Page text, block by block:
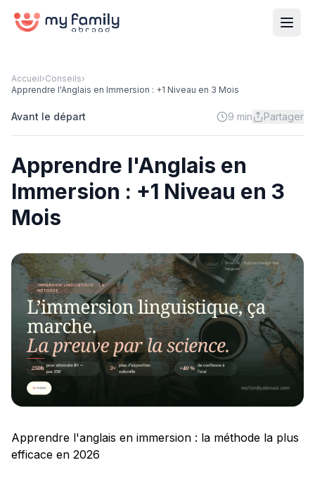
Accueil›Conseils›
Apprendre l'Anglais en Immersion : +1 Niveau en 3 Mois
Avant le départ 9 min Partager
Apprendre l'Anglais en
Immersion : +1 Niveau en 3
Mois
Apprendre l'anglais en immersion : la méthode la plus
efficace en 2026